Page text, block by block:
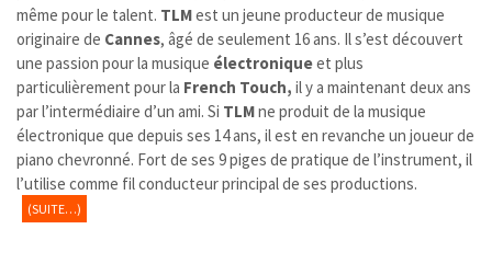
même pour le talent. TLMest un jeune producteur de musique
originaire de Cannes, âgé de seulement 16 ans. Il s’est découvert
une passion pour la musique électroniqueet plus
particulièrement pour la French Touch, il y a maintenant deux ans
par l’intermédiaire d’un ami. Si TLMne produit de la musique
électronique que depuis ses 14 ans, il est en revanche un joueur de
piano chevronné. Fort de ses 9 piges de pratique de l’instrument, il
l’utilise comme fil conducteur principal de ses productions.
(SUITE…)